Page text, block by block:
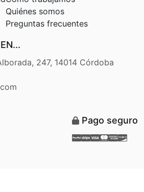
Quiénes somos
Preguntas frecuentes
247, 14014 Córdoba
Pago seguro
Paypal
Stripe
Visa